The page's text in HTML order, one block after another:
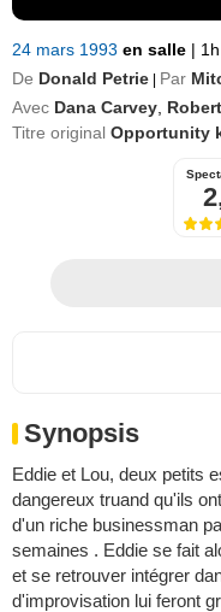
24 mars 1993 en salle |
De Donald Petrie Par
Avec Dana Carvey
Titre original Opportunity
Synopsis
Eddie et Lou, deux petits
dangereux truand qu'ils
d'un riche businessman
semaines . Eddie se fait
et se retrouver intégrer
d'improvisation lui feront